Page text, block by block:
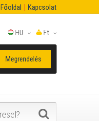
Főoldal Kapcsolat
Ft
HU
Megrendelés